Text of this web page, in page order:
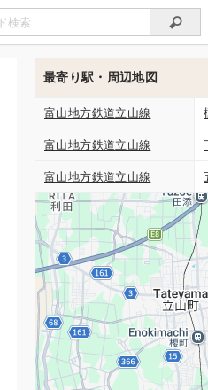
最寄り駅・周辺地図
富山地方鉄道立山線
富山地方鉄道立山線
富山地方鉄道立山線